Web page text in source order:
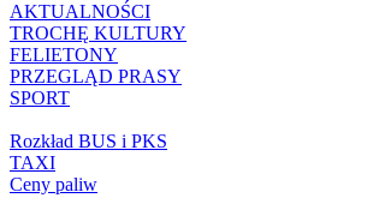
AKTUALNOŚCI
TROCHĘ KULTURY
FELIETONY
PRZEGLĄD PRASY
SPORT
Rozkład BUS i PKS
TAXI
Ceny paliw